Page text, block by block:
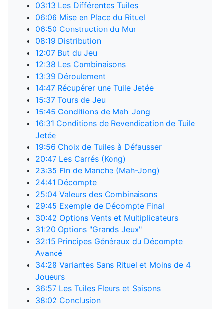
03:13 Les Différentes Tuiles
06:06 Mise en Place du Rituel
06:50 Construction du Mur
08:19 Distribution
12:07 But du Jeu
12:38 Les Combinaisons
13:39 Déroulement
14:47 Récupérer une Tuile Jetée
15:37 Tours de Jeu
15:45 Conditions de Mah-Jong
16:31 Conditions de Revendication de Tuile
Jetée
19:56 Choix de Tuiles à Défausser
20:47 Les Carrés (Kong)
23:35 Fin de Manche (Mah-Jong)
24:41 Décompte
25:04 Valeurs des Combinaisons
29:45 Exemple de Décompte Final
30:42 Options Vents et Multiplicateurs
31:20 Options "Grands Jeux"
32:15 Principes Généraux du Décompte
Avancé
34:28 Variantes Sans Rituel et Moins de 4
Joueurs
36:57 Les Tuiles Fleurs et Saisons
38:02 Conclusion